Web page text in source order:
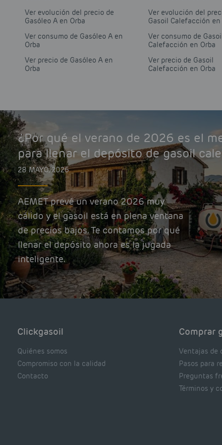
Ver evolución del precio de
Gasóleo A en Orba
Ver consumo de Gasóleo A en
Orba
Ver precio de Gasóleo A en
Orba
Ver evolución del
Gasoil Calefacción en
Ver consumo de
Calefacción en Orba
Ver precio de Gasoil
Calefacción en Orba
¿Por qué el verano de 2026 es el
para llenar el depósito de gasoil
28 MAYO, 2026
AEMET prevé un verano 2026 muy
cálido y el gasoil está en plena ventana
de precios bajos. Te contamos por qué
llenar el depósito ahora es la jugada
inteligente.
Clickgasoil
Quiénes somos
Compromiso con la calidad
Contacto
Comprar
Ventajas de
Pasos para
Preguntas
Términos y